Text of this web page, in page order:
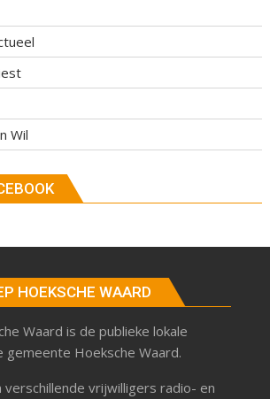
Wil
HOEKSCHE WAARD
Waard is de publieke lokale
gemeente Hoeksche Waard.
verschillende vrijwilligers radio- en